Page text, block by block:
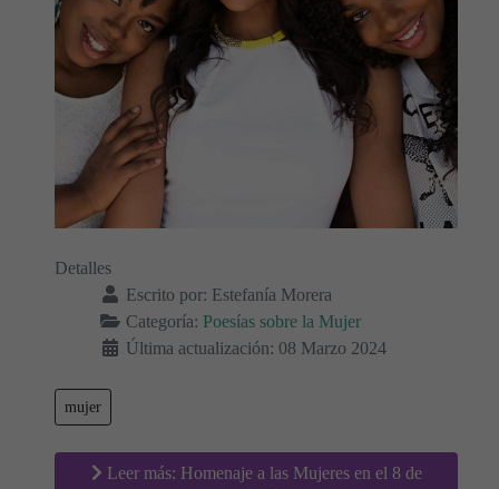
Detalles
Escrito por: Estefanía Morera
Categoría: Poesías sobre la Mujer
Última actualización: 08 Marzo 2024
mujer
Leer más: Homenaje a las Mujeres en el 8 de